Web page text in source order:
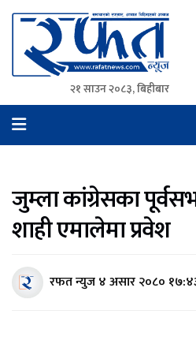
Rafat News
समाचारको रफ्तार, आवाज बिहिनहरुको
२१ साउन २०८३, बिहीबार
जुम्ला कांग्रेसका
शाही एमालेमा प्रवेश
रफत न्युज४ असार २०८०